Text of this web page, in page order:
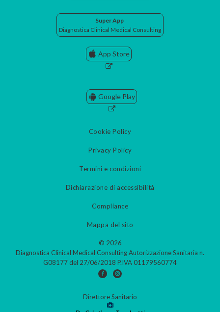
Super App
Diagnostica Clinical Medical Consulting
App Store
Google Play
Cookie Policy
Privacy Policy
Termini e condizioni
Dichiarazione di accessibilità
Compliance
Mappa del sito
© 2026
Diagnostica Clinical Medical Consulting Autorizzazione Sanitaria n.
G08177 del 27/06/2018 P.IVA 01179560774
Direttore Sanitario